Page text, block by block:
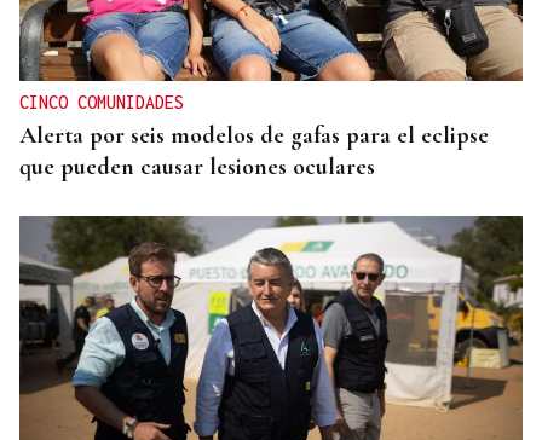
El Ballet Folklórico Tupa Marka en gira en España
y Francia
CINCO COMUNIDADES
Alerta por seis modelos de gafas para el eclipse
que pueden causar lesiones oculares